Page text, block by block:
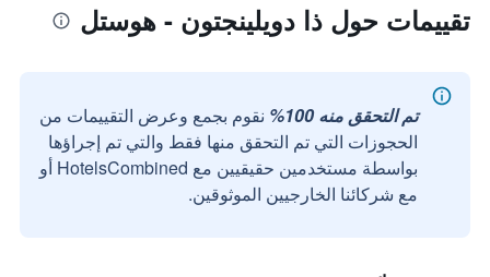
تقييمات حول ذا دويلينجتون - هوستل
تم التحقق منه 100%
نقوم بجمع وعرض التقييمات من
الحجوزات التي تم التحقق منها فقط والتي تم إجراؤها
بواسطة مستخدمين حقيقيين مع HotelsCombined أو
مع شركائنا الخارجيين الموثوقين.